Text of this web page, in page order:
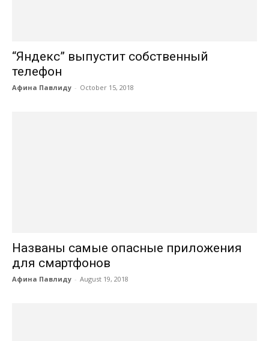
“Яндекс” выпустит собственный
телефон
Афина Павлиду - October 15, 2018
Названы самые опасные приложения
для смартфонов
Афина Павлиду - August 19, 2018